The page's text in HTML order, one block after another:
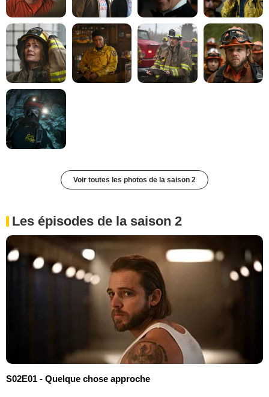
Voir toutes les photos de la saison 2
Les épisodes de la saison 2
S02E01 - Quelque chose approche